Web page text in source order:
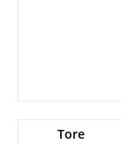
Tore